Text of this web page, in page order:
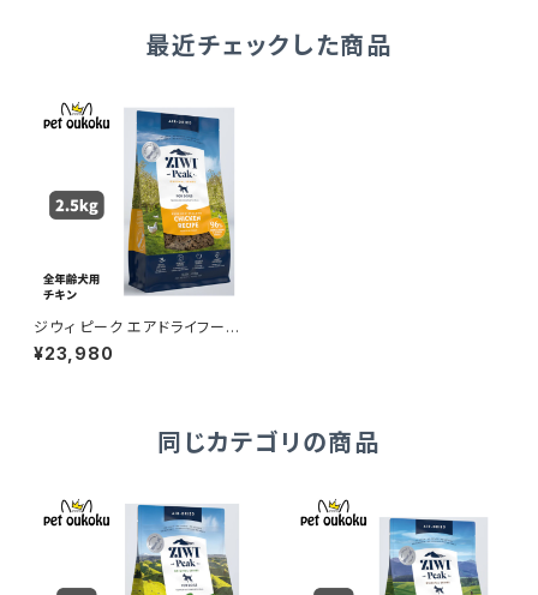
最近チェックした商品
ジウィ ピーク エアドライフード
チキン レシピ 犬用 2.5kg 正規
品 9421016594788
¥23,980
同じカテゴリの商品